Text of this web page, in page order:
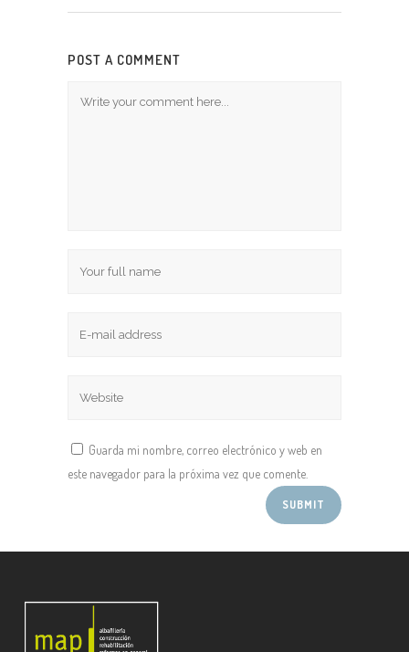
POST A COMMENT
Guarda mi nombre, correo electrónico y web en
este navegador para la próxima vez que comente.